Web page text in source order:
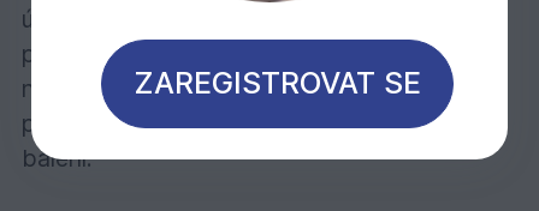
úpravě, ale fotografie Vám dává jasnou
představu o celoplošné optice podlahy. Dále
naleznete jasné argumenty proč si vybrat
právě EKOWOOD, informace o rozměrech a
balení.
ZAREGISTROVAT SE